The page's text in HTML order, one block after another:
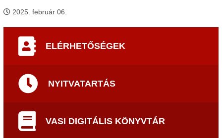
2025. február 06.
ELÉRHETŐSÉGEK
NYITVATARTÁS
VASI DIGITÁLIS KÖNYVTÁR